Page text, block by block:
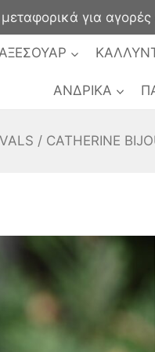
για
ΑΝΔΡΙΚΑ
/ CATHERINE